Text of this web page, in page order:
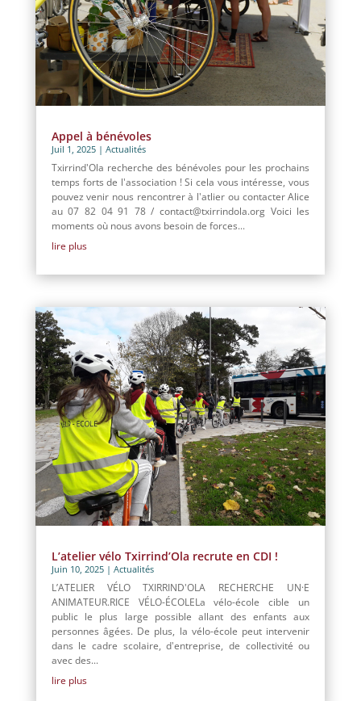
Appel à bénévoles
Juil 1, 2025| Actualités
Txirrind'Ola recherche des bénévoles pour les prochains
temps forts de l'association ! Si cela vous intéresse, vous
pouvez venir nous rencontrer à l'atlier ou contacter Alice
au 07 82 04 91 78 / contact@txirrindola.org Voici les
moments où nous avons besoin de forces...
lire plus
L’atelier vélo Txirrind’Ola recrute en CDI !
Juin 10, 2025| Actualités
L’ATELIER VÉLO TXIRRIND'OLA RECHERCHE UN·E
ANIMATEUR.RICE VÉLO-ÉCOLELa vélo-école cible un
public le plus large possible allant des enfants aux
personnes âgées. De plus, la vélo-école peut intervenir
dans le cadre scolaire, d'entreprise, de collectivité ou
avec des...
lire plus